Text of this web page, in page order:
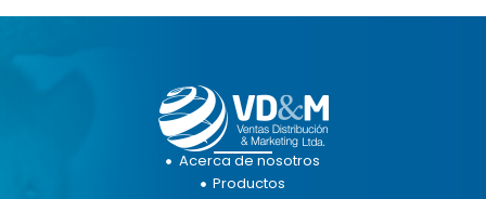
Acerca de nosotros
Productos